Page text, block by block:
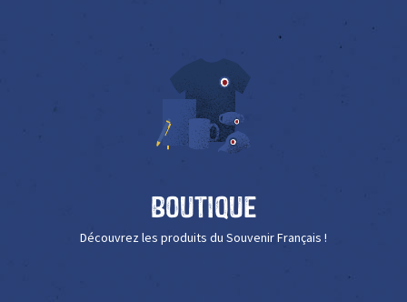
Boutique
Découvrez les produits du Souvenir Français !